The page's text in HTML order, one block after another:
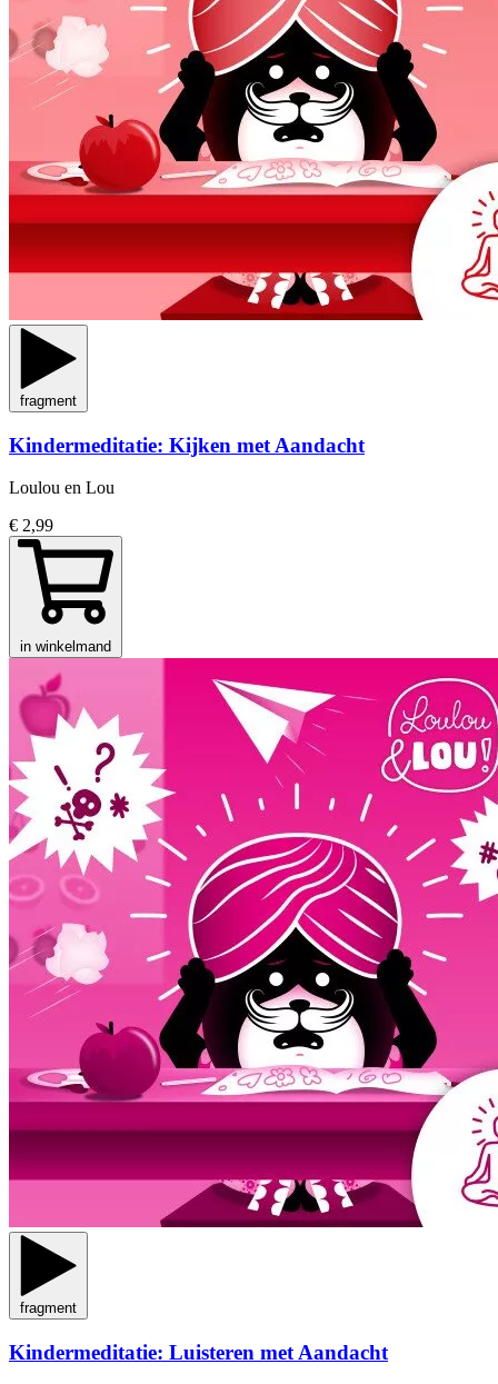
fragment
Kindermeditatie: Kijken met Aandacht
Loulou en Lou
€ 2,99
in winkelmand
fragment
Kindermeditatie: Luisteren met Aandacht